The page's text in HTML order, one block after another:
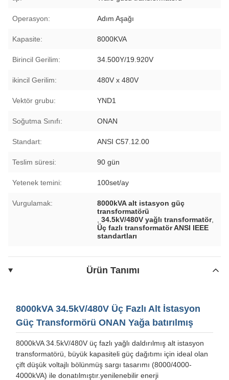
Operasyon: Adım Aşağı
Kapasite: 8000KVA
Birincil Gerilim: 34.500Y/19.920V
ikincil Gerilim: 480V x 480V
Vektör grubu: YND1
Soğutma Sınıfı: ONAN
Standart: ANSI C57.12.00
Teslim süresi: 90 gün
Yetenek temini: 100set/ay
Vurgulamak:
8000kVA alt istasyon güç
transformatörü
,34.5kV/480V yağlı transformatör,
Üç fazlı transformatör ANSI IEEE
standartları
Ürün Tanımı
8000kVA 34.5kV/480V Üç Fazlı Alt İstasyon
Güç Transformörü ONAN Yağa batırılmış
8000kVA 34.5kV/480V üç fazlı yağlı daldırılmış alt istasyon
transformatörü, büyük kapasiteli güç dağıtımı için ideal olan
çift düşük voltajlı bölünmüş sargı tasarımı (8000/4000-
4000kVA) ile donatılmıştır.yenilenebilir enerji